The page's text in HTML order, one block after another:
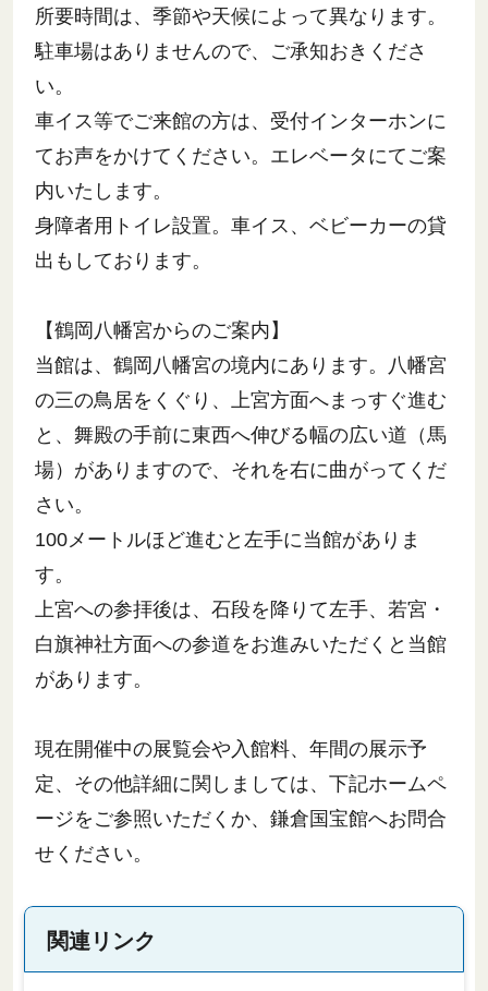
所要時間は、季節や天候によって異なります。
駐車場はありませんので、ご承知おきくださ
い。
車イス等でご来館の方は、受付インターホンに
てお声をかけてください。エレベータにてご案
内いたします。
身障者用トイレ設置。車イス、ベビーカーの貸
出もしております。
【鶴岡八幡宮からのご案内】
当館は、鶴岡八幡宮の境内にあります。八幡宮
の三の鳥居をくぐり、上宮方面へまっすぐ進む
と、舞殿の手前に東西へ伸びる幅の広い道（馬
場）がありますので、それを右に曲がってくだ
さい。
100メートルほど進むと左手に当館がありま
す。
上宮への参拝後は、石段を降りて左手、若宮・
白旗神社方面への参道をお進みいただくと当館
があります。
現在開催中の展覧会や入館料、年間の展示予
定、その他詳細に関しましては、下記ホームペ
ージをご参照いただくか、鎌倉国宝館へお問合
せください。
関連リンク